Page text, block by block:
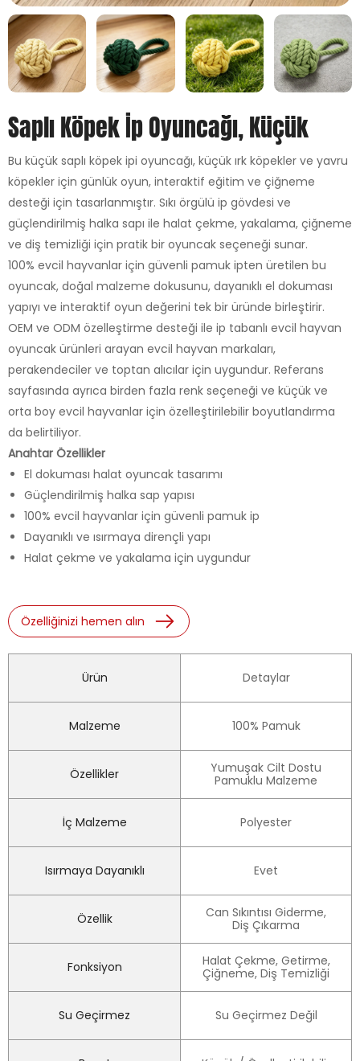
Saplı Köpek İp Oyuncağı, Küçük
Bu küçük saplı köpek ipi oyuncağı, küçük ırk köpekler ve yavru
köpekler için günlük oyun, interaktif eğitim ve çiğneme
desteği için tasarlanmıştır. Sıkı örgülü ip gövdesi ve
güçlendirilmiş halka sapı ile halat çekme, yakalama, çiğneme
ve diş temizliği için pratik bir oyuncak seçeneği sunar.
100% evcil hayvanlar için güvenli pamuk ipten üretilen bu
oyuncak, doğal malzeme dokusunu, dayanıklı el dokuması
yapıyı ve interaktif oyun değerini tek bir üründe birleştirir.
OEM ve ODM özelleştirme desteği ile ip tabanlı evcil hayvan
oyuncak ürünleri arayan evcil hayvan markaları,
perakendeciler ve toptan alıcılar için uygundur. Referans
sayfasında ayrıca birden fazla renk seçeneği ve küçük ve
orta boy evcil hayvanlar için özelleştirilebilir boyutlandırma
da belirtiliyor.
Anahtar Özellikler
El dokuması halat oyuncak tasarımı
Güçlendirilmiş halka sap yapısı
100% evcil hayvanlar için güvenli pamuk ip
Dayanıklı ve ısırmaya dirençli yapı
Halat çekme ve yakalama için uygundur
Özelliğinizi hemen alın
Ürün Detaylar
Malzeme 100% Pamuk
Özellikler
Yumuşak Cilt Dostu
Pamuklu Malzeme
İç Malzeme Polyester
Isırmaya Dayanıklı Evet
Özellik
Can Sıkıntısı Giderme,
Diş Çıkarma
Fonksiyon
Halat Çekme, Getirme,
Çiğneme, Diş Temizliği
Su Geçirmez Su Geçirmez Değil